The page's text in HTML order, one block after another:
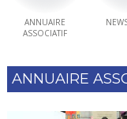
ANNUAIRE
ASSOCIATIF
ANNUAIRE